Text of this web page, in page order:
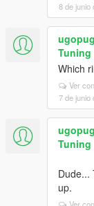
8 de junio
ugopug
Tuning
Which
Ver
7 de junio
ugopug
Tuning
Dude...
up.